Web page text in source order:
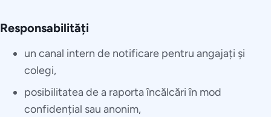
Responsabilități
un canal intern de notificare pentru angajați și
colegi,
posibilitatea de a raporta încălcări în mod
confidențial sau anonim,